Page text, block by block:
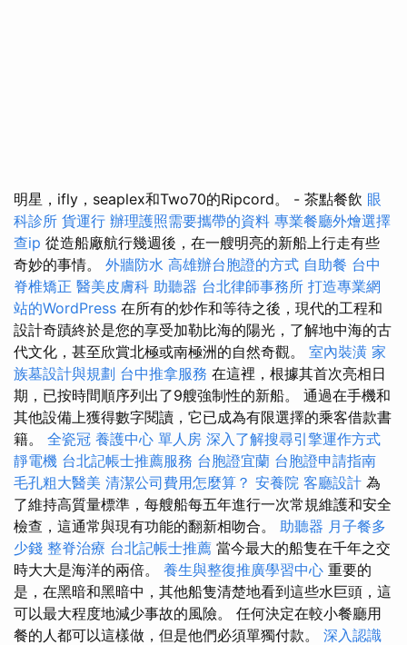
明星，ifly，seaplex和Two70的Ripcord。 - 茶點餐飲 眼
科診所 貨運行 辦理護照需要攜帶的資料 專業餐廳外燴選擇
查ip 從造船廠航行幾週後，在一艘明亮的新船上行走有些
奇妙的事情。 外牆防水 高雄辦台胞證的方式 自助餐 台中
脊椎矯正 醫美皮膚科 助聽器 台北律師事務所 打造專業網
站的WordPress 在所有的炒作和等待之後，現代的工程和
設計奇蹟終於是您的享受加勒比海的陽光，了解地中海的古
代文化，甚至欣賞北極或南極洲的自然奇觀。 室內裝潢 家
族墓設計與規劃 台中推拿服務 在這裡，根據其首次亮相日
期，已按時間順序列出了9艘強制性的新船。 通過在手機和
其他設備上獲得數字閱讀，它已成為有限選擇的乘客借款書
籍。 全瓷冠 養護中心 單人房 深入了解搜尋引擎運作方式
靜電機 台北記帳士推薦服務 台胞證宜蘭 台胞證申請指南
毛孔粗大醫美 清潔公司費用怎麼算？ 安養院 客廳設計 為
了維持高質量標準，每艘船每五年進行一次常規維護和安全
檢查，這通常與現有功能的翻新相吻合。 助聽器 月子餐多
少錢 整脊治療 台北記帳士推薦 當今最大的船隻在千年之交
時大大是海洋的兩倍。 養生與整復推廣學習中心 重要的
是，在黑暗和黑暗中，其他船隻清楚地看到這些水巨頭，這
可以最大程度地減少事故的風險。 任何決定在較小餐廳用
餐的人都可以這樣做，但是他們必須單獨付款。 深入認識